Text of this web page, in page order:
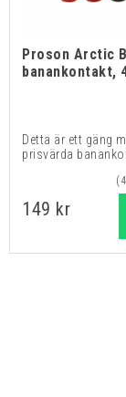
Proson Arctic
banankontakt,
Detta är ett gäng
prisvärda
149 kr